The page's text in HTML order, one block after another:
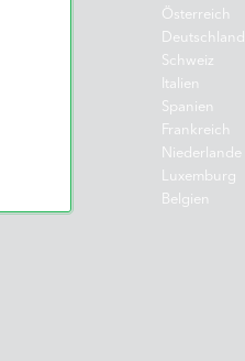
Österreich
Deutschland
Schweiz
Italien
Spanien
Frankreich
Niederlande
Luxemburg
Belgien